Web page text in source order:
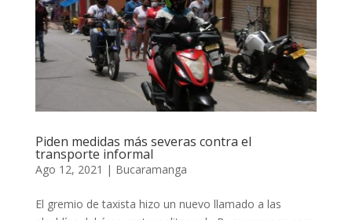
Piden medidas más severas contra el
transporte informal
Ago 12, 2021 | Bucaramanga
El gremio de taxista hizo un nuevo llamado a las